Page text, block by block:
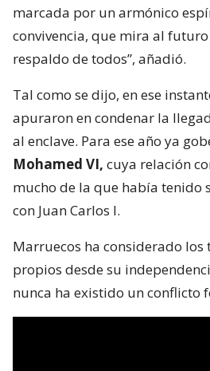
marcada por un armónico
convivencia, que mira al
respaldo de todos”, añadió.
Tal como se dijo, en ese
apuraron en condenar la
al enclave. Para ese año ya
Mohamed VI, cuya relación
mucho de la que había tenido
con Juan Carlos I.
Marruecos ha considerado
propios desde su
nunca ha existido un conflicto